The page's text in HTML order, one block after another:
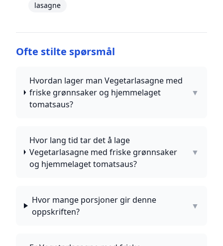
lasagne
Ofte stilte spørsmål
Hvordan lager man Vegetarlasagne med
friske grønnsaker og hjemmelaget
tomatsaus?
▼
Hvor lang tid tar det å lage
Vegetarlasagne med friske grønnsaker
og hjemmelaget tomatsaus?
▼
Hvor mange porsjoner gir denne
oppskriften?
▼